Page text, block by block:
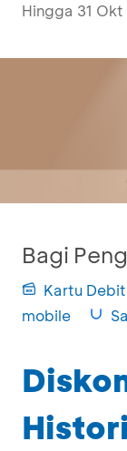
Hingga 31
Bagi
Kartu Debit
mobile